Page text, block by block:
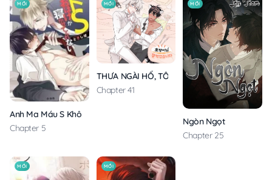
MỚI
Anh Ma Máu S Không Cho Tôi Ngủ Yên
Chapter 5
MỚI
THƯA NGÀI HỔ, TÔI ĐÃ ĂN RẤT NGON MIỆNG
Chapter 41
MỚI
Ngòn Ngọt
Chapter 25
MỚI MỚI